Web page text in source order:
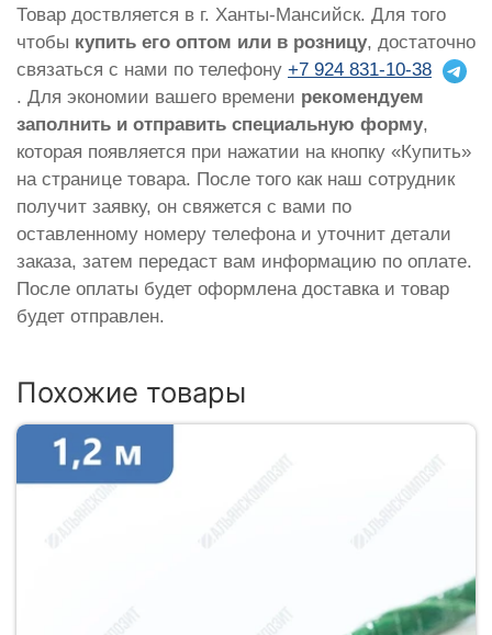
Товар доствляется в г. Ханты-Мансийск. Для того
чтобы купить его оптом или в розницу, достаточно
связаться с нами по телефону +7 924 831-10-38
. Для экономии вашего времени рекомендуем
заполнить и отправить специальную форму,
которая появляется при нажатии на кнопку «Купить»
на странице товара. После того как наш сотрудник
получит заявку, он свяжется с вами по
оставленному номеру телефона и уточнит детали
заказа, затем передаст вам информацию по оплате.
После оплаты будет оформлена доставка и товар
будет отправлен.
Похожие товары